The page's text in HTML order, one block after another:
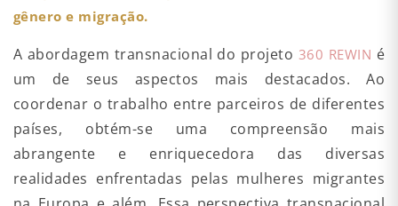
gênero e migração.
A abordagem transnacional do projeto 360 REWIN é
um de seus aspectos mais destacados. Ao
coordenar o trabalho entre parceiros de diferentes
países, obtém-se uma compreensão mais
abrangente e enriquecedora das diversas
realidades enfrentadas pelas mulheres migrantes